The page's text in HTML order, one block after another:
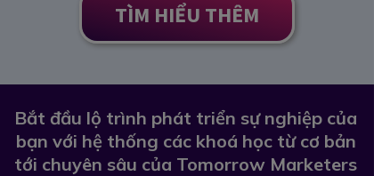
TÌM HIỂU THÊM
Bắt đầu lộ trình phát triển sự nghiệp của
bạn với hệ thống các khoá học từ cơ bản
tới chuyên sâu của Tomorrow Marketers